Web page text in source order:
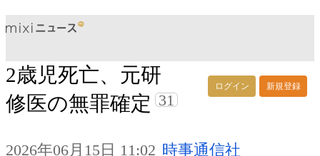
ログイン 新規登録
2歳児死亡、元研
修医の無罪確定 31
2026年06月15日 11:02 時事通信社